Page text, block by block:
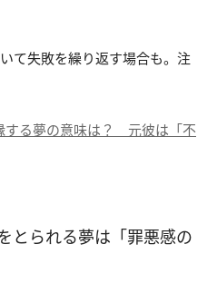
て失敗を繰り返す場合も。注
する夢の意味は？ 元彼は「不
とられる夢は「罪悪感の